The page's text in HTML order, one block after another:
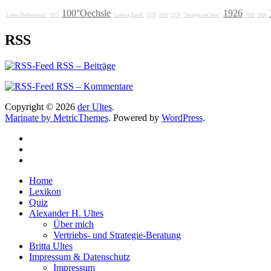
"Lunas Delikatessen" 1972 100°Oechsle "Ludwig Knoll" 1978 1606 1974 "Weingut am Stein" 1926 1988 1986
RSS
RSS – Beiträge
RSS – Kommentare
Copyright © 2026 der Ultes.
Marinate by MetricThemes. Powered by WordPress.
Home
Lexikon
Quiz
Alexander H. Ultes
Über mich
Vertriebs- und Strategie-Beratung
Britta Ultes
Impressum & Datenschutz
Impressum